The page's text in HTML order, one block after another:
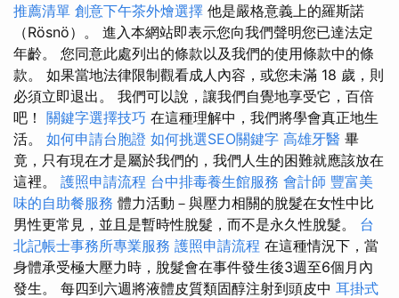
推薦清單 創意下午茶外燴選擇 他是嚴格意義上的羅斯諾
（Rösnö）。 進入本網站即表示您向我們聲明您已達法定
年齡。 您同意此處列出的條款以及我們的使用條款中的條
款。 如果當地法律限制觀看成人內容，或您未滿 18 歲，則
必須立即退出。 我們可以說，讓我們自覺地享受它，百倍
吧！ 關鍵字選擇技巧 在這種理解中，我們將學會真正地生
活。 如何申請台胞證 如何挑選SEO關鍵字 高雄牙醫 畢
竟，只有現在才是屬於我們的，我們人生的困難就應該放在
這裡。 護照申請流程 台中排毒養生館服務 會計師 豐富美
味的自助餐服務 體力活動－與壓力相關的脫髮在女性中比
男性更常見，並且是暫時性脫髮，而不是永久性脫髮。 台
北記帳士事務所專業服務 護照申請流程 在這種情況下，當
身體承受極大壓力時，脫髮會在事件發生後3週至6個月內
發生。 每四到六週將液體皮質類固醇注射到頭皮中 耳掛式